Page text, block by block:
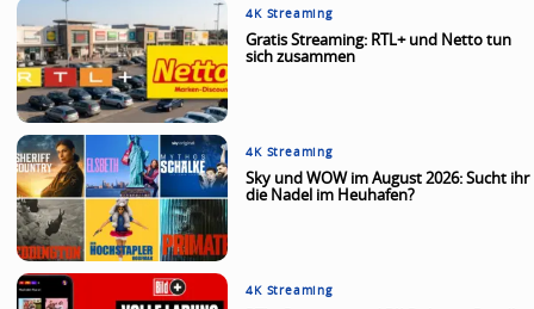
4K Streaming
Gratis Streaming: RTL+ und Netto tun
sich zusammen
4K Streaming
Sky und WOW im August 2026: Sucht ihr
die Nadel im Heuhafen?
4K Streaming